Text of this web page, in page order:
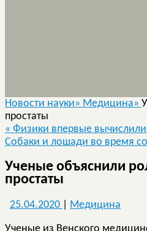
Новости науки» Медицина»
простаты
« Физики впервые вычислили
Собаки и лошади во время
Ученые объяснили
простаты
25.04.2020 Медицина